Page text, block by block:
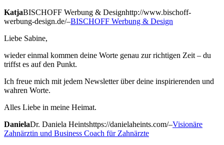
KatjaBISCHOFF Werbung & Designhttp://www.bischoff-
werbung-design.de/–BISCHOFF Werbung & Design
Liebe Sabine,
wieder einmal kommen deine Worte genau zur richtigen Zeit – du
triffst es auf den Punkt.
Ich freue mich mit jedem Newsletter über deine inspirierenden und
wahren Worte.
Alles Liebe in meine Heimat.
DanielaDr. Daniela Heintshttps://danielaheints.com/–Visionäre
Zahnärztin und Business Coach für Zahnärzte